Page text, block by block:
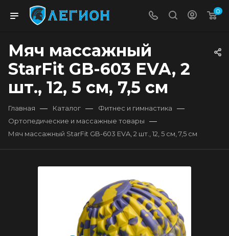
0
Мяч массажный
StarFit GB-603 EVA, 2
шт., 12, 5 см, 7,5 см
Главная — Каталог — Фитнес и гимнастика —
Ортопедические и массажные товары —
Мяч массажный StarFit GB-603 EVA, 2 шт., 12, 5 см, 7,5 см